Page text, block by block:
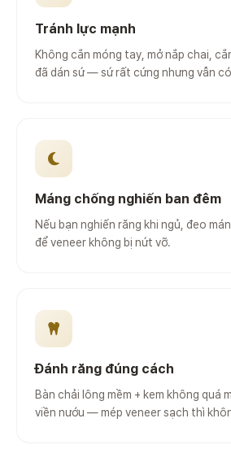
Tránh lực mạnh
Không cắn móng tay, mở nắp chai,
đã dán sứ — sứ rất cứng nhưng vẫn
Máng chống nghiến ban đêm
Nếu bạn nghiến răng khi ngủ, đeo
để veneer không bị nứt vỡ.
Đánh răng đúng cách
Bàn chải lông mềm + kem không quá
viền nướu — mép veneer sạch thì